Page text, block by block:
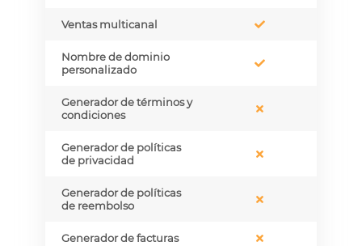
Ventas multicanal
Nombre de dominio
personalizado
Generador de términos y
condiciones
Generador de políticas
de privacidad
Generador de políticas
de reembolso
Generador de facturas